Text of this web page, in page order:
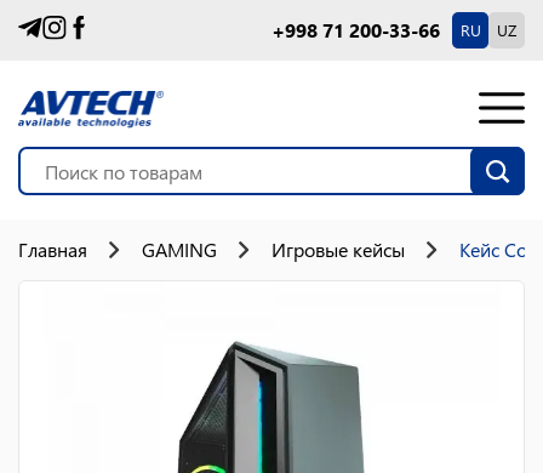
+998 71 200-33-66 RU UZ
Главная GAMING Игровые кейсы Кейс